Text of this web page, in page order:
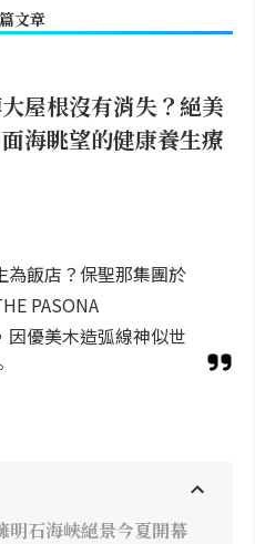
文章
屋根沒有消失？絕美
海眺望的健康養生療
為飯店？保聖那集團於
PASONA
優美木造弧線神似世
明石海峽絕景今夏開幕